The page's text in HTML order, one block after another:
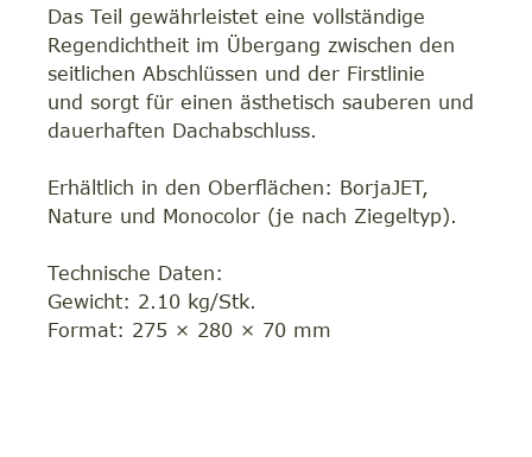
Das Teil gewährleistet eine vollständige
Regendichtheit im Übergang zwischen den
seitlichen Abschlüssen und der Firstlinie
und sorgt für einen ästhetisch sauberen und
dauerhaften Dachabschluss.
Erhältlich in den Oberflächen: BorjaJET,
Nature und Monocolor (je nach Ziegeltyp).
Technische Daten:
Gewicht: 2.10 kg/Stk.
Format: 275 × 280 × 70 mm